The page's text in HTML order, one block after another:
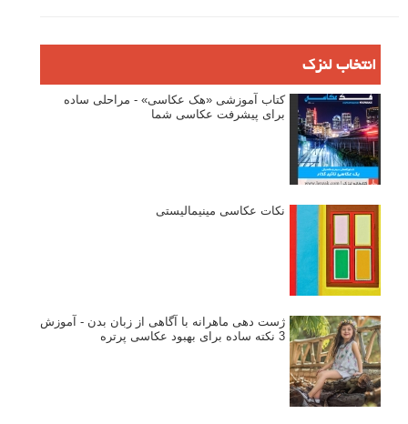
انتخاب لنزک
کتاب آموزشی «هک عکاسی» - مراحلی ساده
برای پیشرفت عکاسی شما
نکات عکاسی مینیمالیستی
ژست دهی ماهرانه با آگاهی از زبان بدن - آموزش
3 نکته ساده برای بهبود عکاسی پرتره